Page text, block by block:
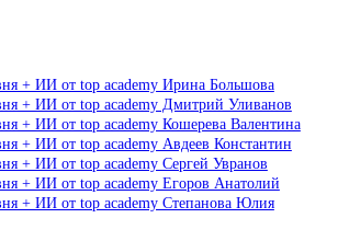
+ ИИ от top academy Ирина Большова
+ ИИ от top academy Дмитрий Уливанов
+ ИИ от top academy Кошерева Валентина
+ ИИ от top academy Авдеев Константин
+ ИИ от top academy Сергей Увранов
+ ИИ от top academy Егоров Анатолий
+ ИИ от top academy Степанова Юлия